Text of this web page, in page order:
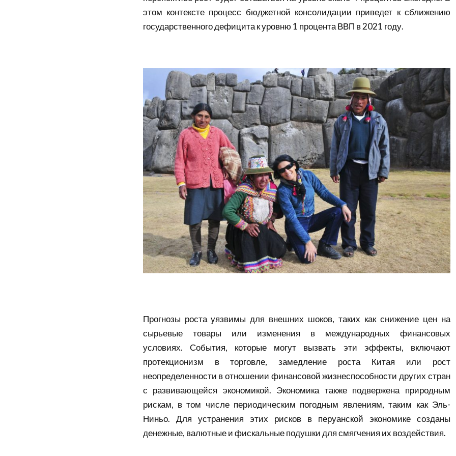
этом контексте процесс бюджетной консолидации приведет к сближению
государственного дефицита к уровню 1 процента ВВП в 2021 году.
Прогнозы роста уязвимы для внешних шоков, таких как снижение цен на
сырьевые товары или изменения в международных финансовых
условиях. События, которые могут вызвать эти эффекты, включают
протекционизм в торговле, замедление роста Китая или рост
неопределенности в отношении финансовой жизнеспособности других стран
с развивающейся экономикой. Экономика также подвержена природным
рискам, в том числе периодическим погодным явлениям, таким как Эль-
Ниньо. Для устранения этих рисков в перуанской экономике созданы
денежные, валютные и фискальные подушки для смягчения их воздействия.